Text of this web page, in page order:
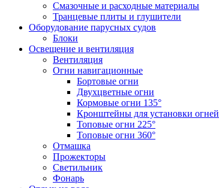
Смазочные и расходные материалы
Транцевые плиты и глушители
Оборудование парусных судов
Блоки
Освещение и вентиляция
Вентиляция
Огни навигационные
Бортовые огни
Двухцветные огни
Кормовые огни 135°
Кронштейны для установки огней
Топовые огни 225°
Топовые огни 360°
Отмашка
Прожекторы
Светильник
Фонарь